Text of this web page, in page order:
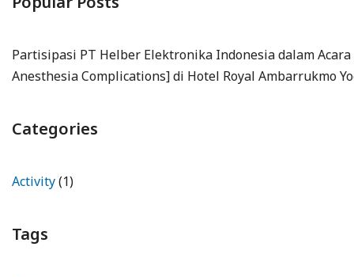
Partisipasi PT Helber Elektronika Indonesia dalam Acara
Anesthesia Complications] di Hotel Royal Ambarrukmo
Categories
Activity(1)
Tags